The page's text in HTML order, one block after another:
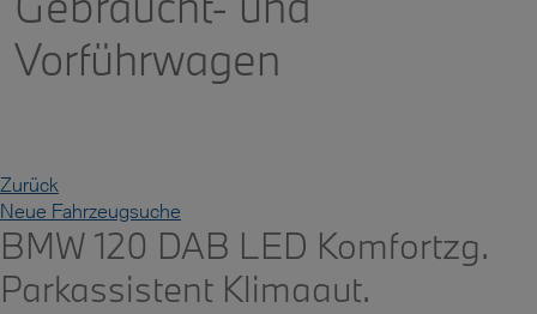
Vorführwagen
Zurück
Neue Fahrzeugsuche
BMW 120 DAB LED Komfortzg.
Parkassistent Klimaaut.